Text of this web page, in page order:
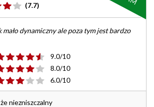
(7.7)
mało dynamiczny ale poza tym jest bardzo
9.0/10
8.0/10
6.0/10
niezniszczalny